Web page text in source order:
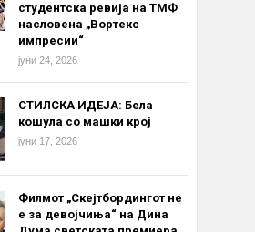
студентска ревија на ТМФ
насловена „Вортекс
импресии“
јуни 24, 2026
СТИЛСКА ИДЕЈА: Бела
кошула со машки крој
јуни 17, 2026
Филмот „Скејтбордингот не
е за девојчиња“ на Дина